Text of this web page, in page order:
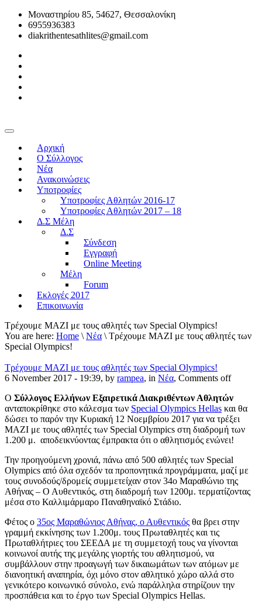
Μοναστηρίου 85, 54627, Θεσσαλονίκη
6955936383
diakrithentesathlites@gmail.com
Αρχική
O Σύλλογος
Νέα
Ανακοινώσεις
Υποτροφίες
Υποτροφίες Αθλητών 2016-17
Υποτροφίες Αθλητών 2017 – 18
Δ.Σ Μέλη
Δ.Σ
Σύνδεση
Εγγραφή
Online Meeting
Μέλη
Forum
Εκλογές 2017
Επικοινωνία
Τρέχουμε ΜΑΖΙ με τους αθλητές των Special Olympics!
You are here: Home \ Νέα \ Τρέχουμε ΜΑΖΙ με τους αθλητές των
Special Olympics!
Τρέχουμε ΜΑΖΙ με τους αθλητές των Special Olympics!
6 November 2017 - 19:39, by rampea, in Νέα, Comments off
Ο Σύλλογος Ελλήνων Εξαιρετικά Διακριθέντων Αθλητών
ανταποκρίθηκε στο κάλεσμα των Special Olympics Hellas και θα
δώσει το παρόν την Κυριακή 12 Νοεμβρίου 2017 για να τρέξει
MAZI με τους αθλητές των Special Olympics στη διαδρομή των
1.200 μ. αποδεικνύοντας έμπρακτα ότι ο αθλητισμός ενώνει!
Την προηγούμενη χρονιά, πάνω από 500 αθλητές των Special
Olympics από όλα σχεδόν τα προπονητικά προγράμματα, μαζί με
τους συνοδούς/δρομείς συμμετείχαν στον 34ο Μαραθώνιο της
Αθήνας – Ο Αυθεντικός, στη διαδρομή των 1200μ. τερματίζοντας
μέσα στο Καλλιμάρμαρο Παναθηναϊκό Στάδιο.
Φέτος ο 35ος Μαραθώνιος Αθήνας, ο Αυθεντικός θα βρει στην
γραμμή εκκίνησης των 1.200μ. τους Πρωταθλητές και τις
Πρωταθλήτριες του ΣΕΕΔΑ με τη συμμετοχή τους να γίνονται
κοινωνοί αυτής της μεγάλης γιορτής του αθλητισμού, να
συμβάλλουν στην προαγωγή των δικαιωμάτων των ατόμων με
διανοητική αναπηρία, όχι μόνο στον αθλητικό χώρο αλλά στο
γενικότερο κοινωνικό σύνολο, ενώ παράλληλα στηρίζουν την
προσπάθεια και το έργο των Special Olympics Hellas.